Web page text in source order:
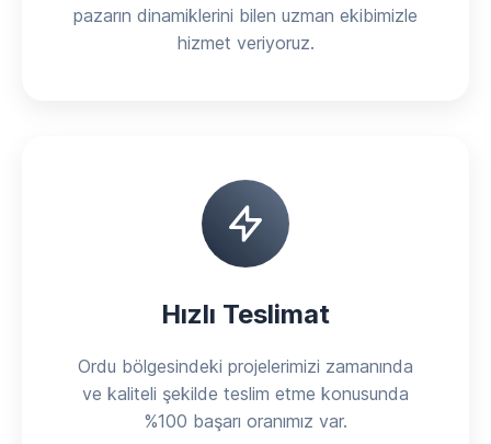
pazarın dinamiklerini bilen uzman ekibimizle
hizmet veriyoruz.
Hızlı Teslimat
Ordu bölgesindeki projelerimizi zamanında
ve kaliteli şekilde teslim etme konusunda
%100 başarı oranımız var.